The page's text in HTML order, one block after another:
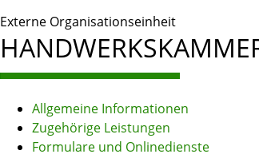
Externe Organisationseinheit
Allgemeine Informationen
Zugehörige Leistungen
Formulare und Onlinedienste